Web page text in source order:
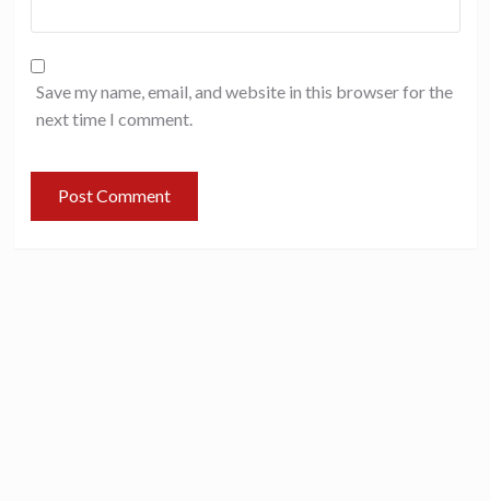
Save my name, email, and website in this browser for the
next time I comment.